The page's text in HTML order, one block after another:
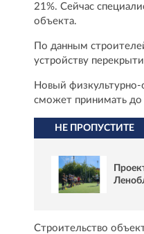
21%. Сейчас
объекта.
По данным
устройству
Новый
сможет принимать до
НЕ ПРОПУСТИТЕ
Строительство